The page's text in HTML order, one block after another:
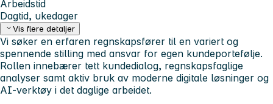
Arbeidstid
Dagtid, ukedager
Vis flere detaljer
Vi søker en erfaren regnskapsfører til en variert og
spennende stilling med ansvar for egen kundeportefølje.
Rollen innebærer tett kundedialog, regnskapsfaglige
analyser samt aktiv bruk av moderne digitale løsninger og
AI-verktøy i det daglige arbeidet.